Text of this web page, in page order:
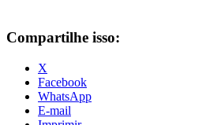
Compartilhe isso:
X
Facebook
WhatsApp
E-mail